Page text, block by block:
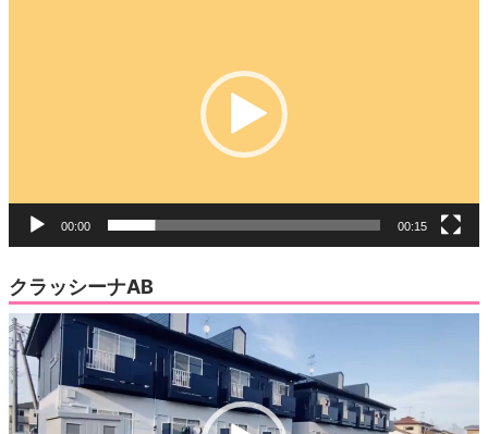
00:00 00:15
クラッシーナAB
動
画
プ
レ
ー